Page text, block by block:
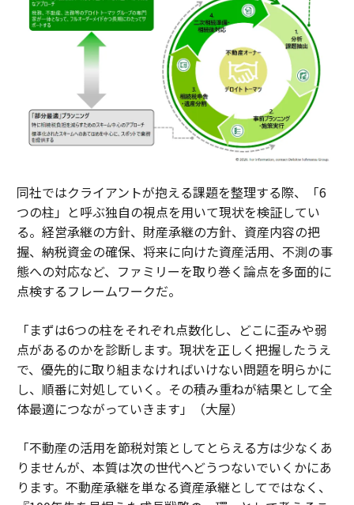
同社ではクライアントが抱える課題を整理する際、「6
つの柱」と呼ぶ独自の視点を用いて現状を検証してい
る。経営承継の方針、財産承継の方針、資産内容の把
握、納税資金の確保、将来に向けた資産活用、不測の事
態への対応など、ファミリーを取り巻く論点を多面的に
点検するフレームワークだ。
「まずは6つの柱をそれぞれ点数化し、どこに歪みや弱
点があるのかを診断します。現状を正しく把握したうえ
で、優先的に取り組まなければいけない問題を明らかに
し、順番に対処していく。その積み重ねが結果として全
体最適につながっていきます」（大屋）
「不動産の活用を節税対策としてとらえる方は少なくあ
りませんが、本質は次の世代へどうつないでいくかにあ
ります。不動産承継を単なる資産承継としてではなく、